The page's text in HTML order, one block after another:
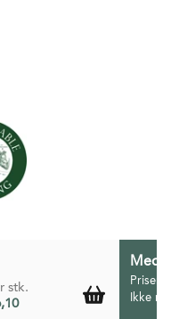
stk.
Prisen
Ikke